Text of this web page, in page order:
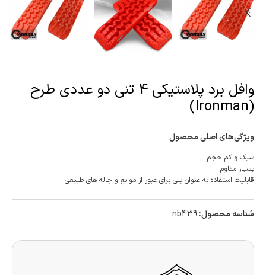
وافل برد پلاستیکی 4 تنی دو عددی طرح
(Ironman)
ویژگی‌های اصلی محصول
سبک و کم حجم
بسیار مقاوم
قابلیت استفاده به عنوان پلی برای عبور از موانع و چاله های طبیعی
شناسه محصول:nb439